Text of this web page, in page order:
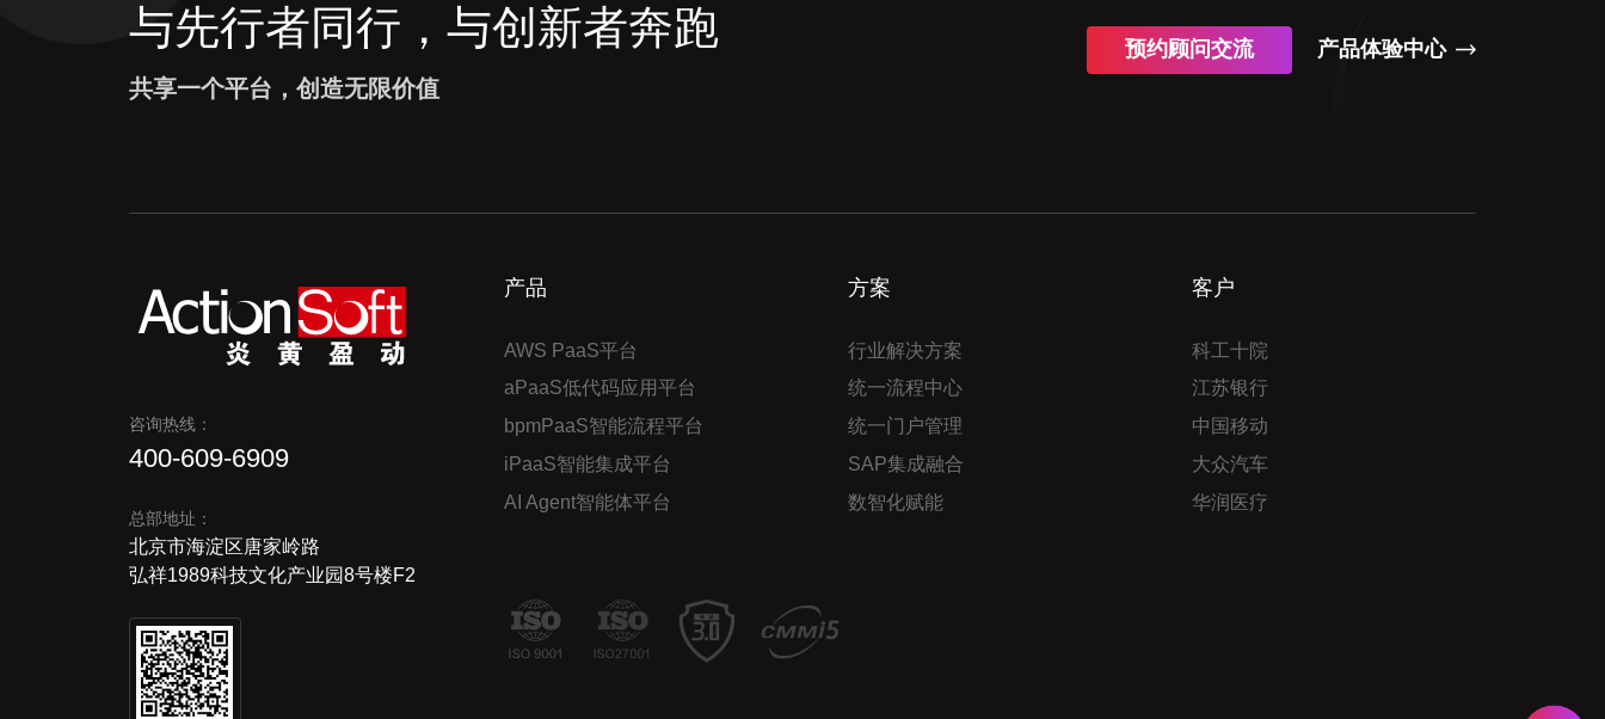
与先行者同行，与创新者奔跑
共享一个平台，创造无限价值
预约顾问交流 产品体验中心
咨询热线：
400-609-6909
总部地址：
北京市海淀区唐家岭路
弘祥1989科技文化产业园8号楼F2
产品
AWS PaaS平台
aPaaS低代码应用平台
bpmPaaS智能流程平台
iPaaS智能集成平台
AI Agent智能体平台
方案
行业解决方案
统一流程中心
统一门户管理
SAP集成融合
数智化赋能
客户
科工十院
江苏银行
中国移动
大众汽车
华润医疗